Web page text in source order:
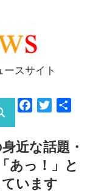
スサイト
FacebookTwitter
近な話題・
あっ！」と
います